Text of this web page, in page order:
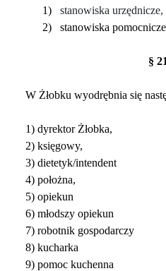
1)
stanowiska urzędnicze,
2)
stanowiska
§ 21
W Żłobku wyodrębnia się
1) dyrektor Żłobka,
2) księgowy,
3) dietetyk/intendent
4) położna,
5) opiekun
6) młodszy opiekun
7) robotnik gospodarczy
8) kucharka
9) pomoc kuchenna